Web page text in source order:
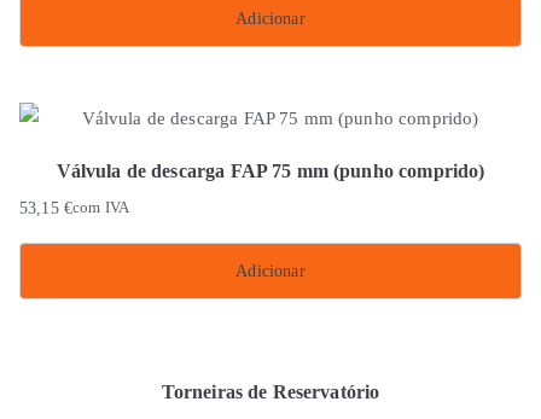
Adicionar
Válvula de descarga FAP 75 mm (punho comprido)
53,15 €com IVA
Adicionar
Torneiras de Reservatório